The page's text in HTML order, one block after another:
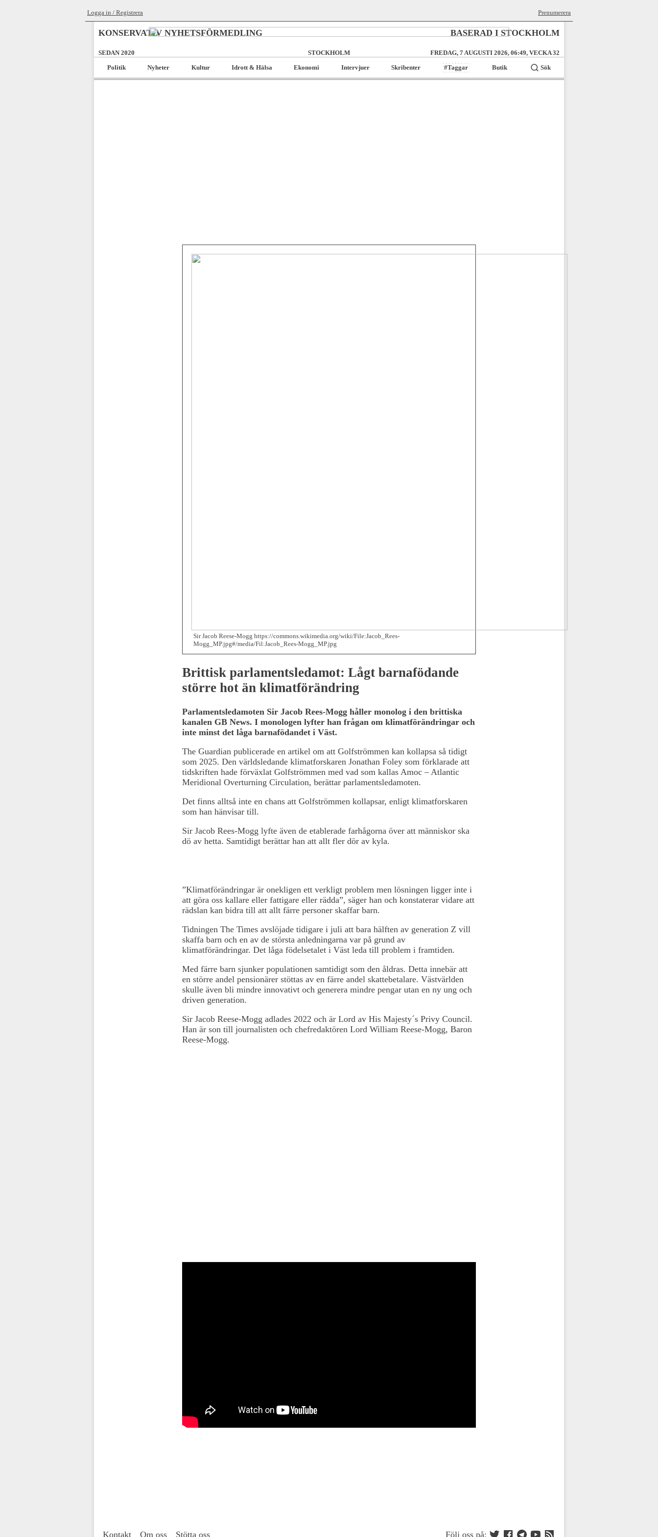
Logga in / Registrera Prenumerera
KONSERVATIV NYHETSFÖRMEDLING BASERAD I STOCKHOLM
SEDAN 2020 STOCKHOLM
FREDAG, 7 AUGUSTI 2026, 06:49, VECKA 32
Politik
Nyheter Kultur Idrott & Hälsa Ekonomi Intervjuer Skribenter #Taggar Butik Sök
Sir Jacob Reese-Mogg https://commons.wikimedia.org/wiki/File:Jacob_Rees-
Mogg_MP.jpg#/media/Fil:Jacob_Rees-Mogg_MP.jpg
Brittisk parlamentsledamot: Lågt barnafödande
större hot än klimatförändring
Parlamentsledamoten Sir Jacob Rees-Mogg håller monolog i den brittiska
kanalen GB News. I monologen lyfter han frågan om klimatförändringar och
inte minst det låga barnafödandet i Väst.
The Guardian publicerade en artikel om att Golfströmmen kan kollapsa så tidigt
som 2025. Den världsledande klimatforskaren Jonathan Foley som förklarade att
tidskriften hade förväxlat Golfströmmen med vad som kallas Amoc – Atlantic
Meridional Overturning Circulation, berättar parlamentsledamoten.
Det finns alltså inte en chans att Golfströmmen kollapsar, enligt klimatforskaren
som han hänvisar till.
Sir Jacob Rees-Mogg lyfte även de etablerade farhågorna över att människor ska
dö av hetta. Samtidigt berättar han att allt fler dör av kyla.
”Klimatförändringar är onekligen ett verkligt problem men lösningen ligger inte i
att göra oss kallare eller fattigare eller rädda”, säger han och konstaterar vidare att
rädslan kan bidra till att allt färre personer skaffar barn.
Tidningen The Times avslöjade tidigare i juli att bara hälften av generation Z vill
skaffa barn och en av de största anledningarna var på grund av
klimatförändringar. Det låga födelsetalet i Väst leda till problem i framtiden.
Med färre barn sjunker populationen samtidigt som den åldras. Detta innebär att
en större andel pensionärer stöttas av en färre andel skattebetalare. Västvärlden
skulle även bli mindre innovativt och generera mindre pengar utan en ny ung och
driven generation.
Sir Jacob Reese-Mogg adlades 2022 och är Lord av His Majesty´s Privy Council.
Han är son till journalisten och chefredaktören Lord William Reese-Mogg, Baron
Reese-Mogg.
Kontakt Om oss Stötta oss Följ oss på: